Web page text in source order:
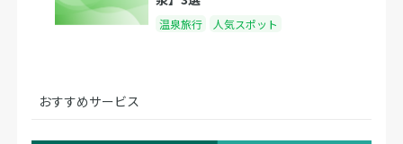
温泉旅行 人気スポット
おすすめサービス